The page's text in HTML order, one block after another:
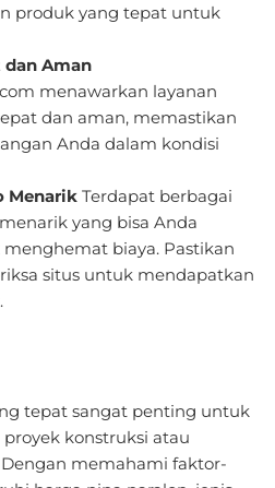
produk yang tepat untuk
Aman
menawarkan layanan
dan aman, memastikan
Anda dalam kondisi
Menarik Terdapat berbagai
yang bisa Anda
biaya. Pastikan
situs untuk mendapatkan
tepat sangat penting untuk
konstruksi atau
memahami faktor-